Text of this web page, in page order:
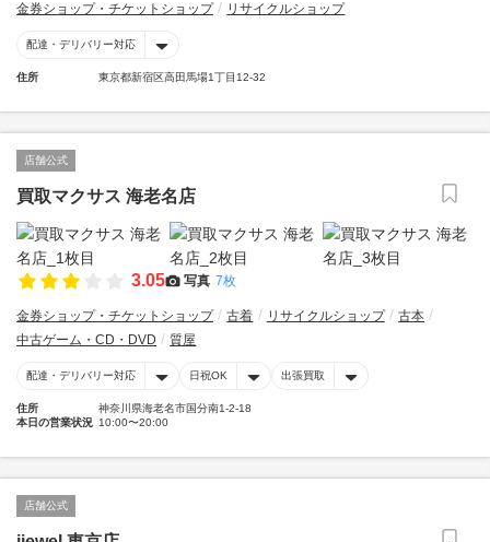
金券ショップ・チケットショップ リサイクルショップ
配達・デリバリー対応
住所 東京都新宿区高田馬場1丁目12-32
店舗公式
買取マクサス 海老名店
3.05 写真 7枚
金券ショップ・チケットショップ 古着 リサイクルショップ
古本
中古ゲーム・CD・DVD
質屋
配達・デリバリー対応 日祝OK 出張買取
住所
神奈川県海老名市国分南1-2-18
本日の営業状況 10:00〜20:00
店舗公式